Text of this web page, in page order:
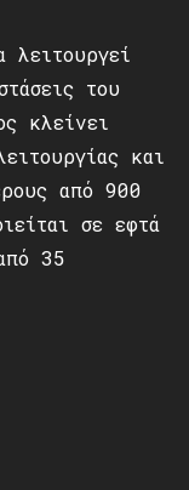
λειτουργεί
του
κλείνει
και
από 900
σε εφτά
35